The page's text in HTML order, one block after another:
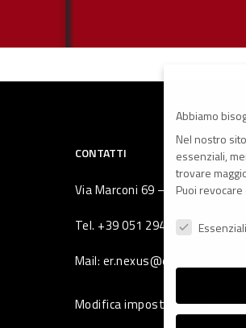
CONTATTI
Via Marconi 69 – 40122
Tel. +39 051 294 775
Mail: er.nexus@er.cgil.it
Modifica impostazione
Abbiamo
Nel nostro
essenziali,
trovare
Puoi
Preferenze
Essenziali